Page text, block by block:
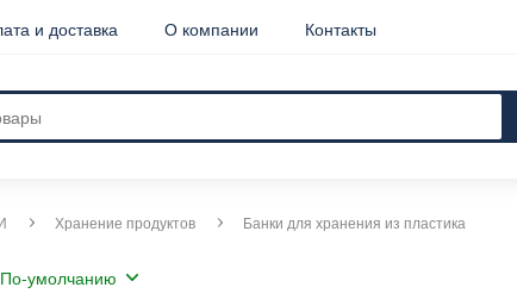
и доставка О компании Контакты
Хранение продуктов Банки для хранения из пластика